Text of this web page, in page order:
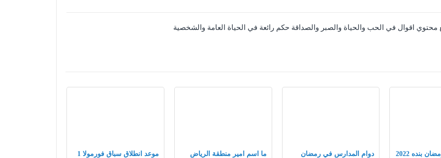
محتوي اقوال في الحب والحياة والصبر والصداقة حكم رائعة في الحياة العامة والشخصية
سعر صندوق رمضان بنده 2022
دوام المدارس في رمضان
ما اسم امير منطقة الرياض
موعد انطلاق سباق فورمولا 1